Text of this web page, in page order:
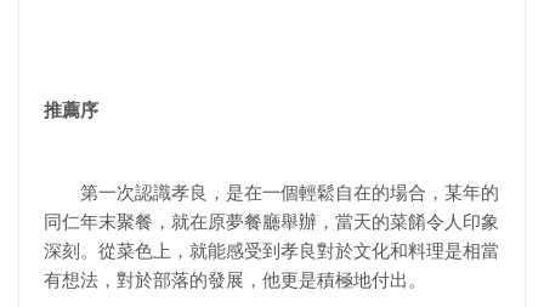
推薦序
第一次認識孝良，是在一個輕鬆自在的場合，某年的
同仁年末聚餐，就在原夢餐廳舉辦，當天的菜餚令人印象
深刻。從菜色上，就能感受到孝良對於文化和料理是相當
有想法，對於部落的發展，他更是積極地付出。